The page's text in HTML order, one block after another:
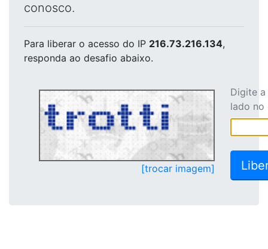
conosco.
Para liberar o acesso do IP 216.73.216.134,
responda ao desafio abaixo.
[trocar imagem]
Digite
lado no